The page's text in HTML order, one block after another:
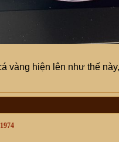
vàng hiện lên như thế